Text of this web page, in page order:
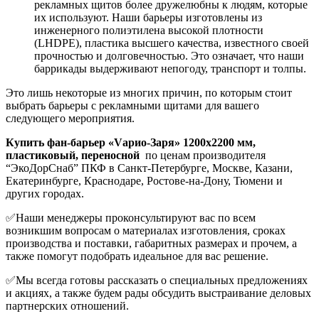
рекламных щитов более дружелюбны к людям, которые
их используют. Наши барьеры изготовлены из
инженерного полиэтилена высокой плотности
(LHDPE), пластика высшего качества, известного своей
прочностью и долговечностью. Это означает, что наши
баррикады выдерживают непогоду, транспорт и толпы.
Это лишь некоторые из многих причин, по которым стоит
выбрать барьеры с рекламными щитами для вашего
следующего мероприятия.
Купить фан-барьер «Vарио-Заря» 1200х2200 мм,
пластиковый, переносной по ценам производителя
“ЭкоДорСнаб” ПКФ в Санкт-Петербурге, Москве, Казани,
Екатеринбурге, Краснодаре, Ростове-на-Дону, Тюмени и
других городах.
✅Наши менеджеры проконсультируют вас по всем
возникшим вопросам о материалах изготовления, сроках
производства и поставки, габаритных размерах и прочем, а
также помогут подобрать идеальное для вас решение.
✅Мы всегда готовы рассказать о специальных предложениях
и акциях, а также будем рады обсудить выстраивание деловых
партнерских отношений.